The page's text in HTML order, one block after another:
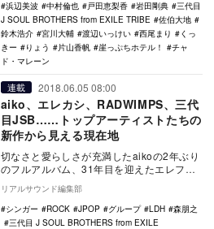
浜辺美波
中村倫也 戸田恵梨香 岩田剛典
三代目
J SOUL BROTHERS from EXILE TRIBE
佐伯大地
鈴木浩介
宮川大輔 渡辺いっけい 西尾まり
くっ
きー
りょう 片山香帆 崖っぷちホテル！
チャ
ド・マレーン
連載 2018.06.05 08:00
aiko、エレカシ、RADWIMPS、三代
目JSB……トップアーティストたちの
新作から見える現在地
切なさと愛らしさが充満したaikoの2年ぶり
のフルアルバム、31年目を迎えたエレファ
ントカシマシの渾身の新作、ボーカリスト
のソロ…
リアルサウンド編集部
シンガー
ROCK JPOP グループ LDH
森朋之
三代目 J SOUL BROTHERS from EXILE